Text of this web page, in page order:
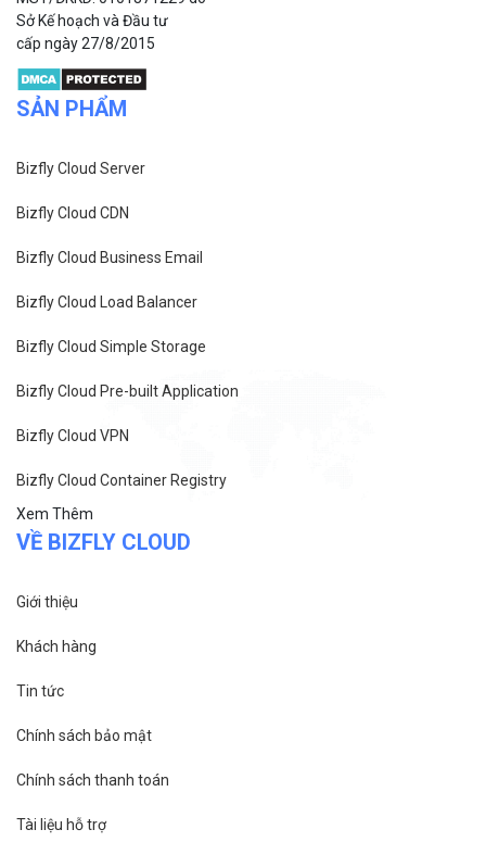
Thành phố Hà Nội.
MST/ĐKKD: 0101871229 do
Sở Kế hoạch và Đầu tư
cấp ngày 27/8/2015
SẢN PHẨM
Bizfly Cloud Server
Bizfly Cloud CDN
Bizfly Cloud Business Email
Bizfly Cloud Load Balancer
Bizfly Cloud Simple Storage
Bizfly Cloud Pre-built Application
Bizfly Cloud VPN
Bizfly Cloud Container Registry
VỀ BIZFLY CLOUD
Giới thiệu
Khách hàng
Tin tức
Chính sách bảo mật
Chính sách thanh toán